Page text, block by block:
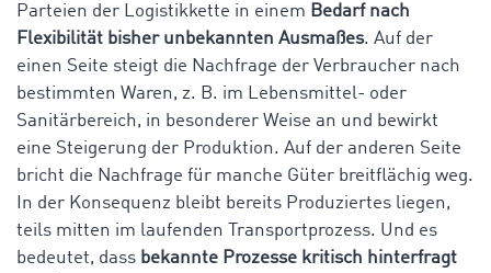
Parteien der Logistikkette in einem Bedarf nach
Flexibilität bisher unbekannten Ausmaßes. Auf der
einen Seite steigt die Nachfrage der Verbraucher nach
bestimmten Waren, z. B. im Lebensmittel- oder
Sanitärbereich, in besonderer Weise an und bewirkt
eine Steigerung der Produktion. Auf der anderen Seite
bricht die Nachfrage für manche Güter breitflächig weg.
In der Konsequenz bleibt bereits Produziertes liegen,
teils mitten im laufenden Transportprozess. Und es
bedeutet, dass bekannte Prozesse kritisch hinterfragt